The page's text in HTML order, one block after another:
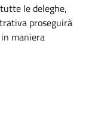
le deleghe,
proseguirà
maniera